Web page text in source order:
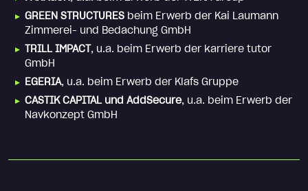
GREEN STRUCTURES beim Erwerb der Kai Laumann
Zimmerei- und Bedachung GmbH
TRILL IMPACT, u.a. beim Erwerb der karriere tutor
GmbH
EGERIA, u.a. beim Erwerb der Klafs Gruppe
CASTIK CAPITAL und AddSecure, u.a. beim Erwerb der
Navkonzept GmbH